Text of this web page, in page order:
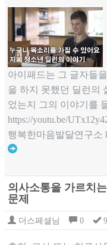
아이패드는 그 글자들
을 하지 못했던 딜런의
었는지 그의 이야기를
https://youtu.be/
행복한마음발달연구소
의사소통을 가르치
문제
더스페셜님 0